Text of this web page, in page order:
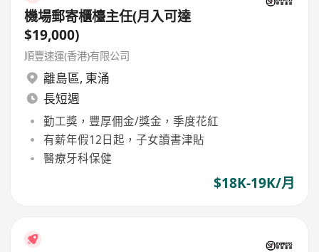
機場郵寄櫃檯主任(月入可達
$19,000)
順豐速運(香港)有限公司
離島區, 東涌
長短週
勤工獎，豐厚佣金/獎金，季度花紅
有薪年假12日起，子女讀書津貼
醫療牙科保健
$18K-19K/月